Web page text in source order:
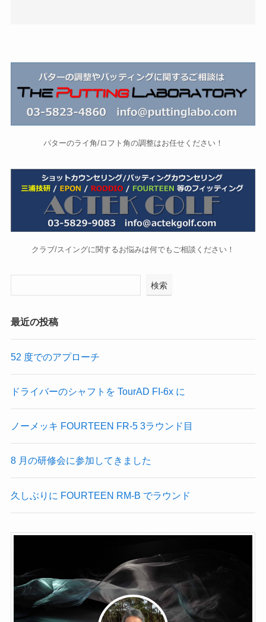
パターのライ角/ロフト角の調整はお任せください！
クラブ/スイングに関するお悩みは何でもご相談ください！
検索
最近の投稿
52 度でのアプローチ
ドライバーのシャフトを TourAD FI-6x に
ノーメッキ FOURTEEN FR-5 3ラウンド目
8 月の研修会に参加してきました
久しぶりに FOURTEEN RM-B でラウンド